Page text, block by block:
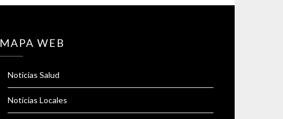
MAPA WEB
Noticias Salud
Noticias Locales